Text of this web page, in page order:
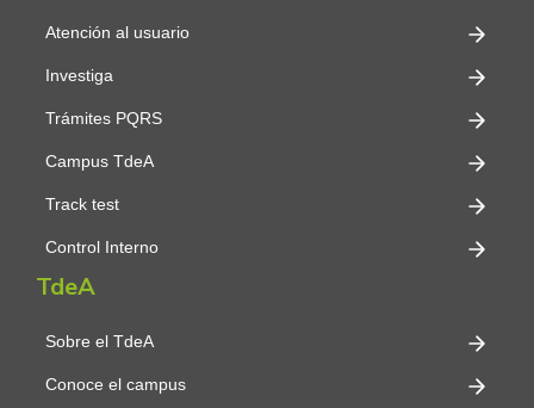
Atención al usuario
Investiga
Trámites PQRS
Campus TdeA
Track test
Control Interno
TdeA
Sobre el TdeA
Conoce el campus